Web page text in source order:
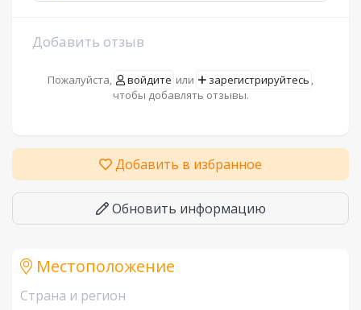
Добавить отзыв
Пожалуйста, войдите или зарегистрируйтесь ,
чтобы добавлять отзывы.
Добавить в избранное
Обновить информацию
Местоположение
Страна и регион